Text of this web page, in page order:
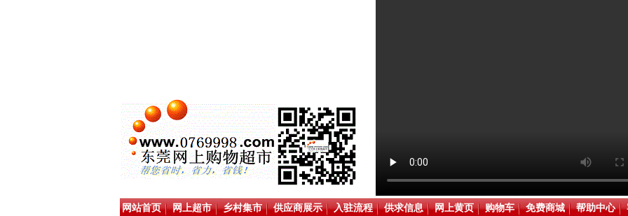
网站首页 网上超市 乡村集市 供应商展示 入驻流程 供求信息 网上黄页 购物车 免费商城 帮助中心